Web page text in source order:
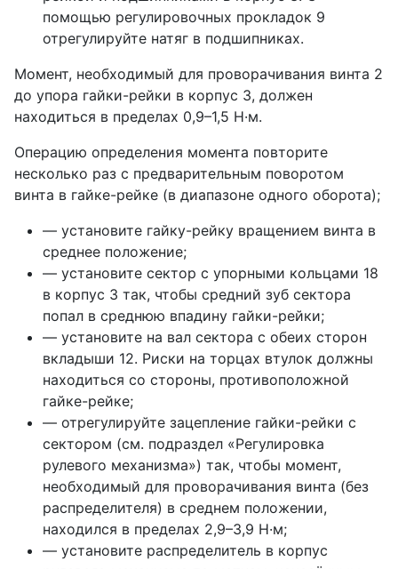
помощью регулировочных прокладок 9
отрегулируйте натяг в подшипниках.
Момент, необходимый для проворачивания винта 2
до упора гайки-рейки в корпус 3, должен
находиться в пределах 0,9–1,5 Н·м.
Операцию определения момента повторите
несколько раз с предварительным поворотом
винта в гайке-рейке (в диапазоне одного оборота);
— установите гайку-рейку вращением винта в
среднее положение;
— установите сектор с упорными кольцами 18
в корпус 3 так, чтобы средний зуб сектора
попал в среднюю впадину гайки-рейки;
— установите на вал сектора с обеих сторон
вкладыши 12. Риски на торцах втулок должны
находиться со стороны, противоположной
гайке-рейке;
— отрегулируйте зацепление гайки-рейки с
сектором (см. подраздел «Регулировка
рулевого механизма») так, чтобы момент,
необходимый для проворачивания винта (без
распределителя) в среднем положении,
находился в пределах 2,9–3,9 Н·м;
— установите распределитель в корпус